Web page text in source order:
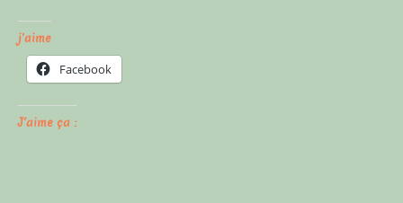
j'aime
Facebook
J’aime ça :